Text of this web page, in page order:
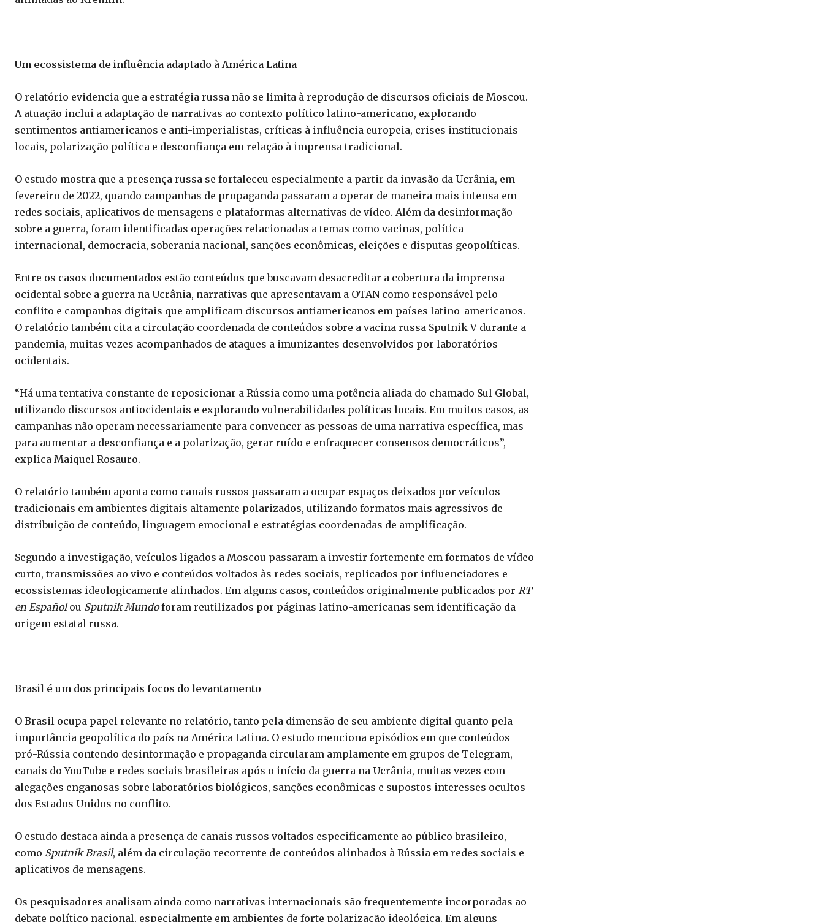
Um ecossistema de influência adaptado à América Latina
O relatório evidencia que a estratégia russa não se limita à reprodução de discursos oficiais de Moscou.
A atuação inclui a adaptação de narrativas ao contexto político latino-americano, explorando
sentimentos antiamericanos e anti-imperialistas, críticas à influência europeia, crises institucionais
locais, polarização política e desconfiança em relação à imprensa tradicional.
O estudo mostra que a presença russa se fortaleceu especialmente a partir da invasão da Ucrânia, em
fevereiro de 2022, quando campanhas de propaganda passaram a operar de maneira mais intensa em
redes sociais, aplicativos de mensagens e plataformas alternativas de vídeo. Além da desinformação
sobre a guerra, foram identificadas operações relacionadas a temas como vacinas, política
internacional, democracia, soberania nacional, sanções econômicas, eleições e disputas geopolíticas.
Entre os casos documentados estão conteúdos que buscavam desacreditar a cobertura da imprensa
ocidental sobre a guerra na Ucrânia, narrativas que apresentavam a OTAN como responsável pelo
conflito e campanhas digitais que amplificam discursos antiamericanos em países latino-americanos.
O relatório também cita a circulação coordenada de conteúdos sobre a vacina russa Sputnik V durante a
pandemia, muitas vezes acompanhados de ataques a imunizantes desenvolvidos por laboratórios
ocidentais.
“Há uma tentativa constante de reposicionar a Rússia como uma potência aliada do chamado Sul Global,
utilizando discursos antiocidentais e explorando vulnerabilidades políticas locais. Em muitos casos, as
campanhas não operam necessariamente para convencer as pessoas de uma narrativa específica, mas
para aumentar a desconfiança e a polarização, gerar ruído e enfraquecer consensos democráticos”,
explica Maiquel Rosauro.
O relatório também aponta como canais russos passaram a ocupar espaços deixados por veículos
tradicionais em ambientes digitais altamente polarizados, utilizando formatos mais agressivos de
distribuição de conteúdo, linguagem emocional e estratégias coordenadas de amplificação.
Segundo a investigação, veículos ligados a Moscou passaram a investir fortemente em formatos de vídeo
curto, transmissões ao vivo e conteúdos voltados às redes sociais, replicados por influenciadores e
ecossistemas ideologicamente alinhados. Em alguns casos, conteúdos originalmente publicados por RT
en Españolou Sputnik Mundoforam reutilizados por páginas latino-americanas sem identificação da
origem estatal russa.
Brasil é um dos principais focos do levantamento
O Brasil ocupa papel relevante no relatório, tanto pela dimensão de seu ambiente digital quanto pela
importância geopolítica do país na América Latina. O estudo menciona episódios em que conteúdos
pró-Rússia contendo desinformação e propaganda circularam amplamente em grupos de Telegram,
canais do YouTube e redes sociais brasileiras após o início da guerra na Ucrânia, muitas vezes com
alegações enganosas sobre laboratórios biológicos, sanções econômicas e supostos interesses ocultos
dos Estados Unidos no conflito.
O estudo destaca ainda a presença de canais russos voltados especificamente ao público brasileiro,
como Sputnik Brasil, além da circulação recorrente de conteúdos alinhados à Rússia em redes sociais e
aplicativos de mensagens.
Os pesquisadores analisam ainda como narrativas internacionais são frequentemente incorporadas ao
debate político nacional, especialmente em ambientes de forte polarização ideológica. Em alguns